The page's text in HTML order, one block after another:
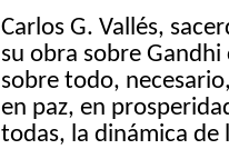
Carlos G. Vallés,
su obra sobre
sobre todo,
en paz, en
todas, la dinámica de